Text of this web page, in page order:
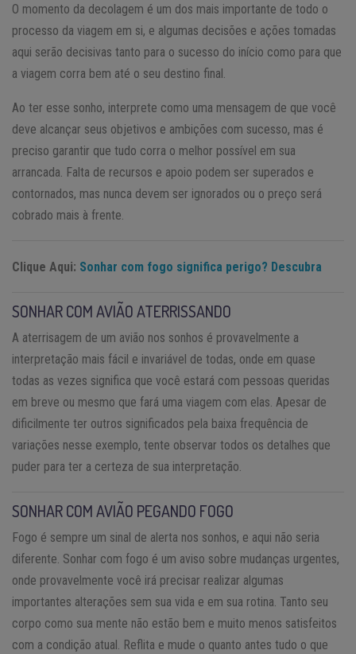
O momento da decolagem é um dos mais importante de todo o
processo da viagem em si, e algumas decisões e ações tomadas
aqui serão decisivas tanto para o sucesso do início como para que
a viagem corra bem até o seu destino final.
Ao ter esse sonho, interprete como uma mensagem de que você
deve alcançar seus objetivos e ambições com sucesso, mas é
preciso garantir que tudo corra o melhor possível em sua
arrancada. Falta de recursos e apoio podem ser superados e
contornados, mas nunca devem ser ignorados ou o preço será
cobrado mais à frente.
Clique Aqui: Sonhar com fogo significa perigo? Descubra
SONHAR COM AVIÃO ATERRISSANDO
A aterrisagem de um avião nos sonhos é provavelmente a
interpretação mais fácil e invariável de todas, onde em quase
todas as vezes significa que você estará com pessoas queridas
em breve ou mesmo que fará uma viagem com elas. Apesar de
dificilmente ter outros significados pela baixa frequência de
variações nesse exemplo, tente observar todos os detalhes que
puder para ter a certeza de sua interpretação.
SONHAR COM AVIÃO PEGANDO FOGO
Fogo é sempre um sinal de alerta nos sonhos, e aqui não seria
diferente. Sonhar com fogo é um aviso sobre mudanças urgentes,
onde provavelmente você irá precisar realizar algumas
importantes alterações sem sua vida e em sua rotina. Tanto seu
corpo como sua mente não estão bem e muito menos satisfeitos
com a condição atual. Reflita e mude o quanto antes tudo o que